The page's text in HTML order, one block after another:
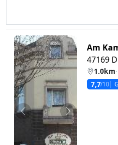
Zurück Weiter
Am
47169
1.0km·
7,7/10